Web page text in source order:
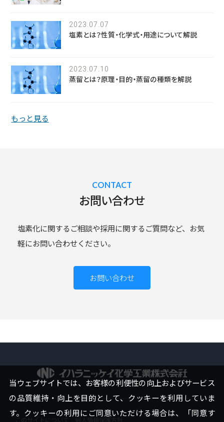
2023.07.07
塩素とは？性質・化学式・用途について解説
2023.07.10
蒸留とは？原理・目的・蒸留の種類を解説
もっと見る
お問い合わせ
塩素化に関するご相談や採用に関するご質問など、お気
軽にお問い合わせください。
お問い合わせ
当ウェブサイトでは、お客様の利便性の向上およびサービス
の品質維持・向上を目的として、クッキーを利用していま
す。クッキーの利用にご同意いただける場合は、「同意す